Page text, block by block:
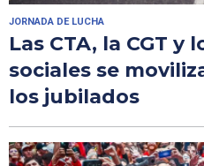
JORNADA DE LUCHA
Las CTA, la CGT
sociales se
los jubilados